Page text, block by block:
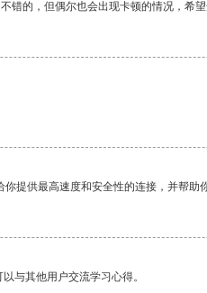
错的，但偶尔也会出现卡顿的情况，希
提供最高速度和安全性的连接，并帮助
与其他用户交流学习心得。